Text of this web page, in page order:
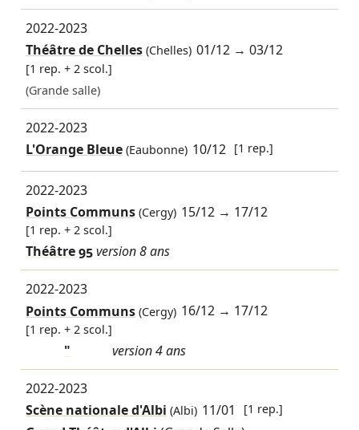
2022-2023
Théâtre de Chelles(Chelles) 01/12 →03/12
[1 rep. + 2 scol.]
(Grande salle)
2022-2023
L'Orange Bleue(Eaubonne) 10/12 [1 rep.]
2022-2023
Points Communs(Cergy) 15/12 → 17/12
[1 rep. + 2 scol.]
Théâtre 95version 8 ans
2022-2023
Points Communs(Cergy) 16/12 → 17/12
[1 rep. + 2 scol.]
" version 4 ans
2022-2023
Scène nationale d'Albi (Albi) 11/01 [1 rep.]